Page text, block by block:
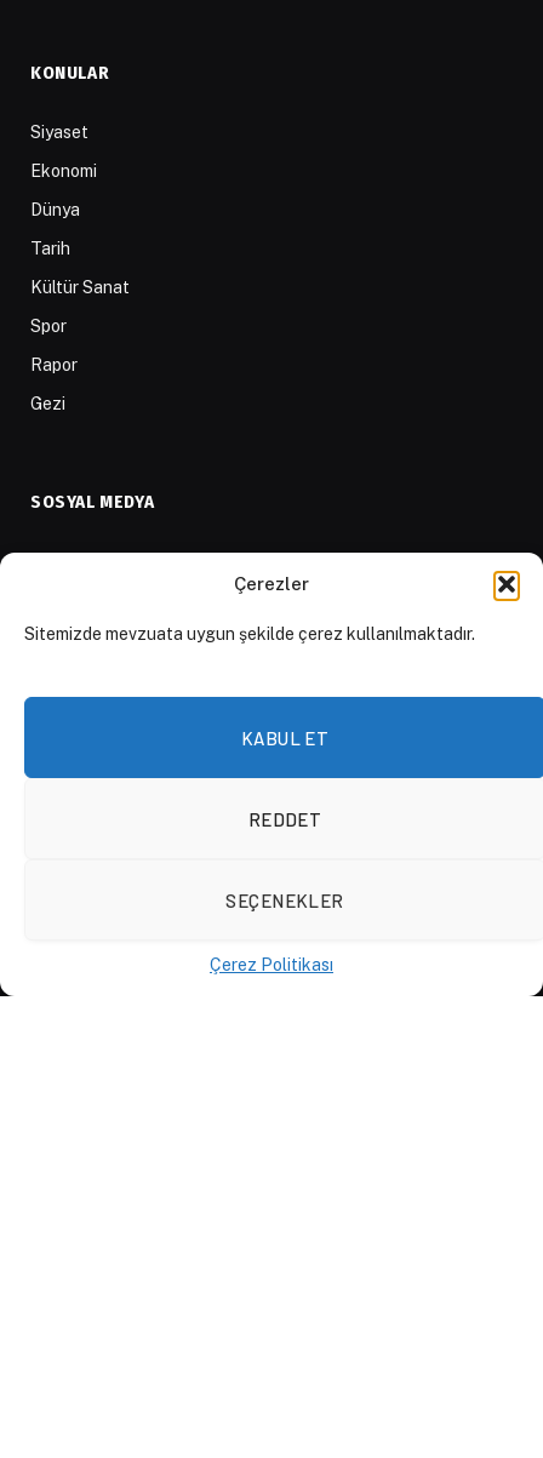
Çerezler
Sitemizde mevzuata uygun şekilde çerez kullanılmaktadır.
KABUL ET
REDDET
SEÇENEKLER
Çerez Politikası
KONULAR
Siyaset
Ekonomi
Dünya
Tarih
Kültür Sanat
Spor
Rapor
Gezi
SOSYAL MEDYA
Instagram